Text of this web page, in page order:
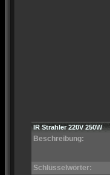
IR Strahler 220V 250W
Beschreibung:
Schlüsselwörter: